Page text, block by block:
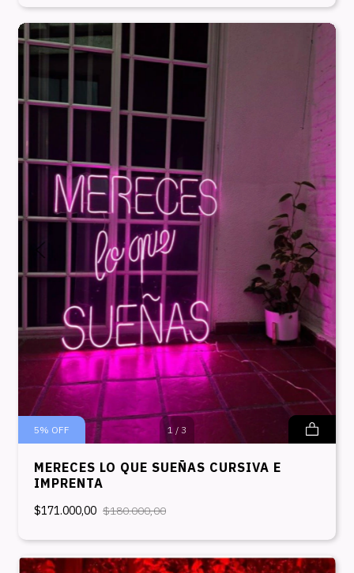
1 / 3
5% OFF
MERECES LO QUE SUEÑAS CURSIVA E
IMPRENTA
$171.000,00 $180.000,00